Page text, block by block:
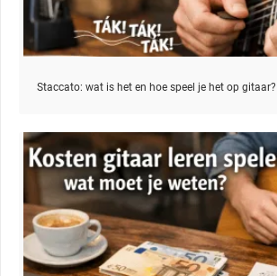
Staccato: wat is het en hoe speel je het op gitaar?